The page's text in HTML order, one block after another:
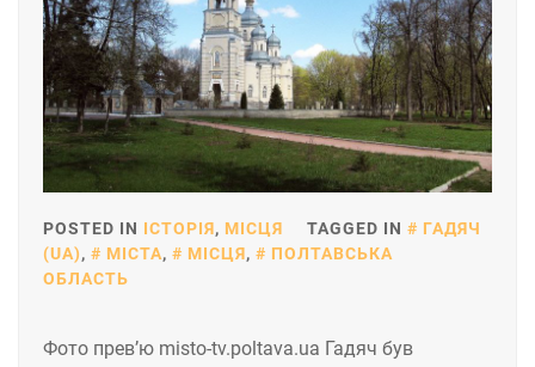
POSTED IN ІСТОРІЯ, МІСЦЯ TAGGED IN
ГАДЯЧ
(UA), МІСТА, МІСЦЯ,
ПОЛТАВСЬКА
ОБЛАСТЬ
Фото прев’ю misto-tv.poltava.ua Гадяч був